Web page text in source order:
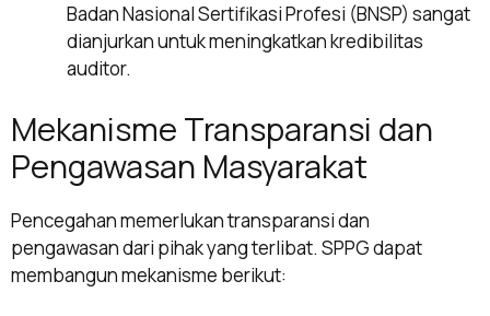
Badan Nasional Sertifikasi Profesi (BNSP) sangat
dianjurkan untuk meningkatkan kredibilitas
auditor.
Mekanisme Transparansi dan
Pengawasan Masyarakat
Pencegahan memerlukan transparansi dan
pengawasan dari pihak yang terlibat. SPPG dapat
membangun mekanisme berikut: